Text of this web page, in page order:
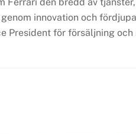
innovation och
President för försäljning